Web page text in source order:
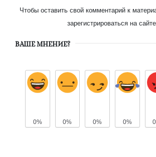
Чтобы оставить свой комментарий к
зарегистрироваться на
ВАШЕ МНЕНИЕ?
0% 0% 0% 0%